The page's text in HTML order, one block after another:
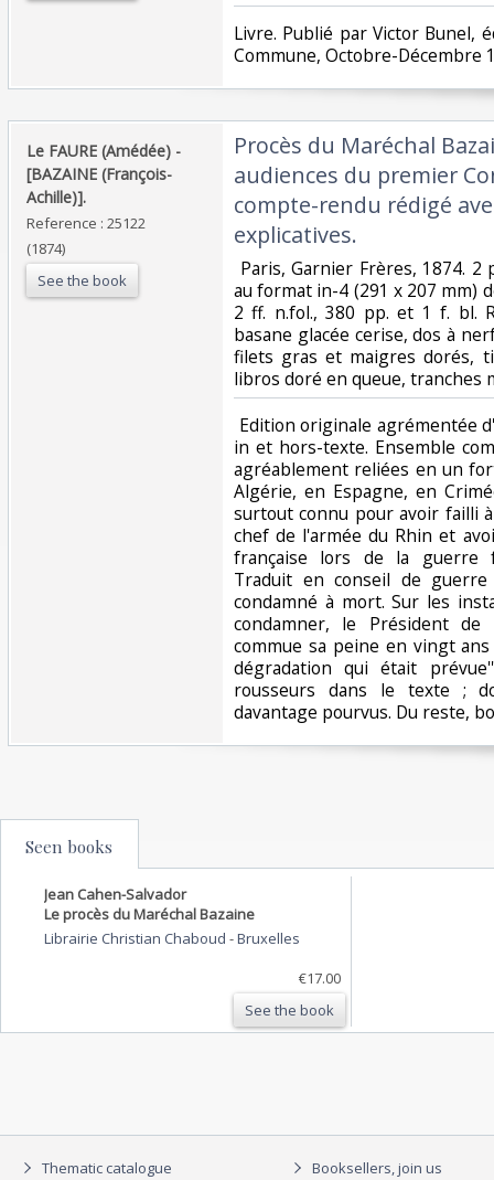
‎Livre. Publié par Victor Bunel,
Commune, Octobre-Décembre
‎Le FAURE (Amédée) -
[BAZAINE (François-
Achille)].‎
Reference : 25122
(1874)
See the book
‎Procès du Maréchal
audiences du premier
compte-rendu rédigé
explicatives.‎
Paris, Garnier Frères, 1874.
au format in-4 (291 x 207 mm)
2 ff. n.fol., 380 pp. et 1 f. bl.
basane glacée cerise, dos à
filets gras et maigres dorés,
libros doré en queue, tranches
Edition originale agrémentée
in et hors-texte. Ensemble
agréablement reliées en un
Algérie, en Espagne, en
surtout connu pour avoir failli
chef de l'armée du Rhin et
française lors de la guerre
Traduit en conseil de
condamné à mort. Sur les
condamner, le Président de
commue sa peine en vingt
dégradation qui était
rousseurs dans le texte ;
davantage pourvus. Du reste,
Seen books
Jean Cahen-Salvador
Le procès du Maréchal Bazaine
Librairie Christian Chaboud -Bruxelles
€17.00
See the book
Thematic catalogue
Booksellers, join us